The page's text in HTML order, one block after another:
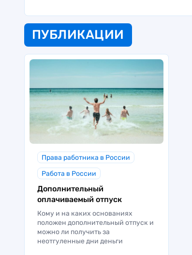
ПУБЛИКАЦИИ
Права работника в России
Работа в России
Дополнительный
оплачиваемый отпуск
Кому и на каких основаниях
положен дополнительный отпуск и
можно ли получить за
неотгуленные дни деньги